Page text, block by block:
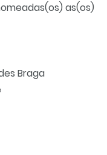
as(os)
Braga